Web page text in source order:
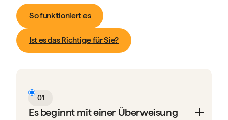
So funktioniert es
Ist es das Richtige für Sie?
01
Es beginnt mit einer Überweisung